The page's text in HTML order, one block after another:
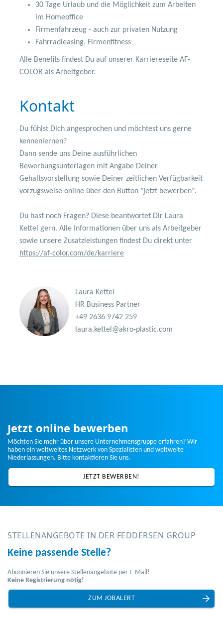
30 Tage Urlaub und die Möglichkeit zum Arbeiten
im Homeoffice
Firmenfahrzeug - auch zur privaten Nutzung
Fahrradleasing, Firmenfitness
Alle Benefits findest Du auf unserer Karriereseite AF-
COLOR als Arbeitgeber.
Kontakt
Du fühlst Dich angesprochen und möchtest uns gerne
kennenlernen?
Dann sende uns Deine ausführlichen
Bewerbungsunterlagen mit Angabe Deiner
Gehaltsvorstellung sowie Deiner zeitlichen Verfügbarkeit
vorzugsweise online über den Button "jetzt bewerben".
Du hast noch Fragen? Diese beantwortet Dir Laura
Kettel gern. Alle Informationen über uns als Arbeitgeber
sowie unsere Zusatzleistungen findest Du direkt unter
https://af-color.com/de/karriere
Laura Kettel
HR Business Partner
+49 2636 9742 259
laura.kettel@akro-plastic.com
Jetzt online bewerben
Möchten Sie mehr über unsere Unternehmensgruppe erfahren? Wir
haben ein weltweites Netzwerk von Spezialisten und weltweite
Niederlassungen. Bitte kontaktieren Sie uns.
JETZT BEWERBEN!
Keine passende Stelle?
Abonnieren Sie unsere Stellenangebote per E-Mail!
Keine Registrierung nötig!
ZUM JOBALERT